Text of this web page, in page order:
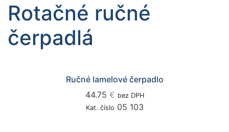
Rotačné ručné
čerpadlá
Ručné lamelové čerpadlo
44.75 € bez DPH
Kat. číslo 05 103